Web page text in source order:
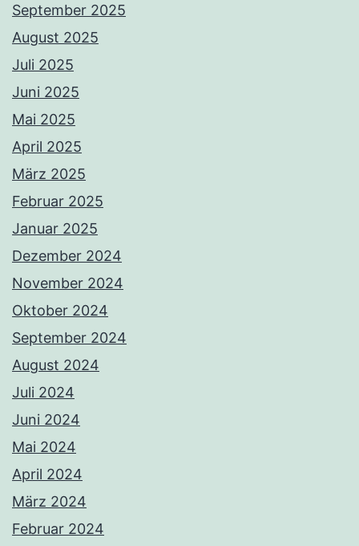
September 2025
August 2025
Juli 2025
Juni 2025
Mai 2025
April 2025
März 2025
Februar 2025
Januar 2025
Dezember 2024
November 2024
Oktober 2024
September 2024
August 2024
Juli 2024
Juni 2024
Mai 2024
April 2024
März 2024
Februar 2024